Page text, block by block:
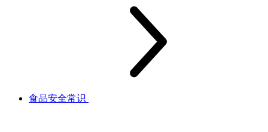
食品安全常识